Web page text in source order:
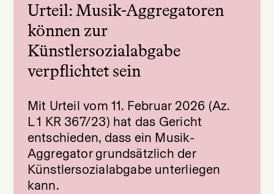
Urteil: Musik-Aggregatoren
können zur
Künstlersozialabgabe
verpflichtet sein
Mit Urteil vom 11. Februar 2026 (Az.
L 1 KR 367/23) hat das Gericht
entschieden, dass ein Musik-
Aggregator grundsätzlich der
Künstlersozialabgabe unterliegen
kann.